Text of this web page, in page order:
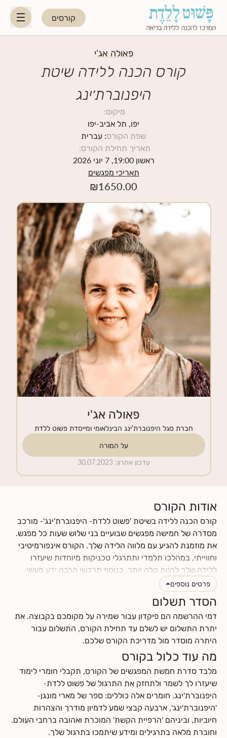
קורסים
היפנוברת׳ינג
תאריכי קורסים קרובים
בלוג
חנות
צרי קשר
פאולה אג'י
קורס הכנה ללידה שיטת
היפנוברת׳ינג
מיקום:
יפו, תל אביב-יפו
שפת הקורס: עברית
תאריך תחילת הקורס:
ראשון 19:00, 7 יוני 2026
תאריכי מפגשים
₪1650.00
פאולה אג'י
חברת סגל היפנוברת'ינג הבינלאומי ומייסדת פשוט ללדת
על המורה
עדכון אחרון:
30.07.2023
אודות הקורס
קורס הכנה ללידה בשיטת 'פשוט ללדת- היפנוברת'ינג'- מורכב
מסדרה של חמישה מפגשים שבועיים בני שלוש שעות כל מפגש.
את מוזמנת להגיע עם מלווה הלידה שלך. הקורס אינפורמיטיבי
וחווייתי, במהלכו תלמדי ותתרגלי טכניקות מיוחדות שיעזרו
ללידה שלך להיות קלה יותר. בנוסף תרכשי הרבה ידע מעשי
וטיפים לתקופת ההריון והלידה. תינתן לך ההזדמנות לעבור
תהליך מהנה של הבאת מודעות עצמית לגוף ולנפש שלך, תגלי
כמה הם מושפעים אחד מהשני, וכמה הם יכולים לתרום ולתמוך
בלידה עדינה כאשר לומדים להרפות אותם. את ומלווה הלידה
שלך תרכשו ידע ותפתחו כישורי תקשורת אחד עם השנייה, עם
התינוק.ת שלכם ועם הצוות הרפואי.
לחצי כאןלקרוא עוד על תוכן הקורס
לחציכאןלמצוא מידע על החזרי ביטוח
פרטים נוספים
הסדר תשלום
דמי ההרשמה הם פיקדון עבור שמירה על מקומכם בקבוצה. את
יתרת התשלום יש לשלם עד תחילת הקורס, התשלום עבור
היתרה מוסדר מול מדריכת הקורס שלכם.
מה עוד כלול בקורס
מלבד סדרת חמשת המפגשים של הקורס, תקבלי חומרי לימוד
שיעזרו לך לשמר ולתחזק את התרגול של פשוט ללדת-
היפנוברת'ינג. חומרים אלה כוללים: ספר של מארי מונגן-
'היפנוברת'ינג', ארבעה קבצי שמע לדמיון מודרך והצהרות
חיוביות, וביניהם 'הרפיית הקשת' המוכרת ואהובה ברחבי העולם.
וחוברת מלאה בתרגילים ומידע שיתמכו בתרגול שלך.